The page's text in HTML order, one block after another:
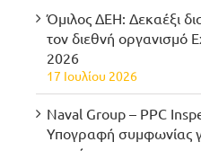
Όμιλος ΔΕΗ: Δεκαέξι
τον διεθνή οργανισμό
2026
17 Ιουλίου 2026
Naval Group – PPC
Υπογραφή συμφωνίας